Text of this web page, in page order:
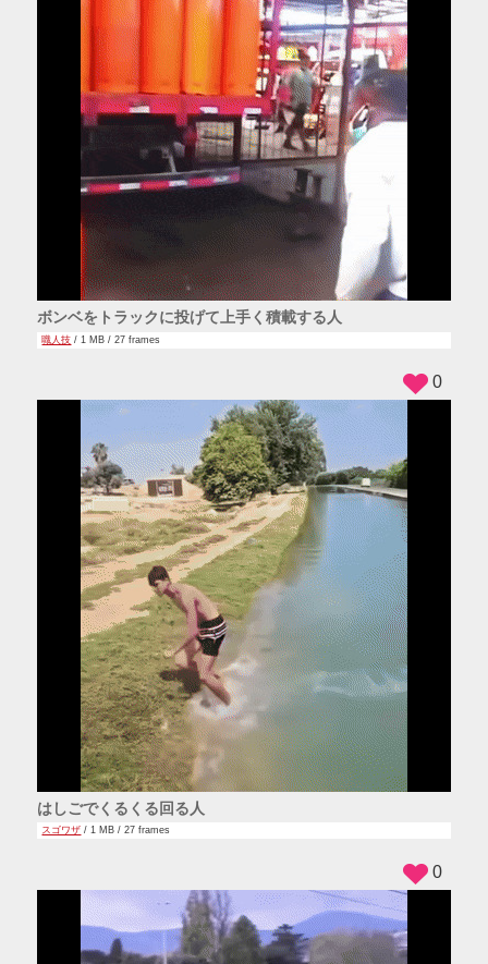
ボンベをトラックに投げて上手く積載する人
職人技 / 1 MB / 27 frames
はしごでくるくる回る人
スゴワザ / 1 MB / 27 frames
0
0